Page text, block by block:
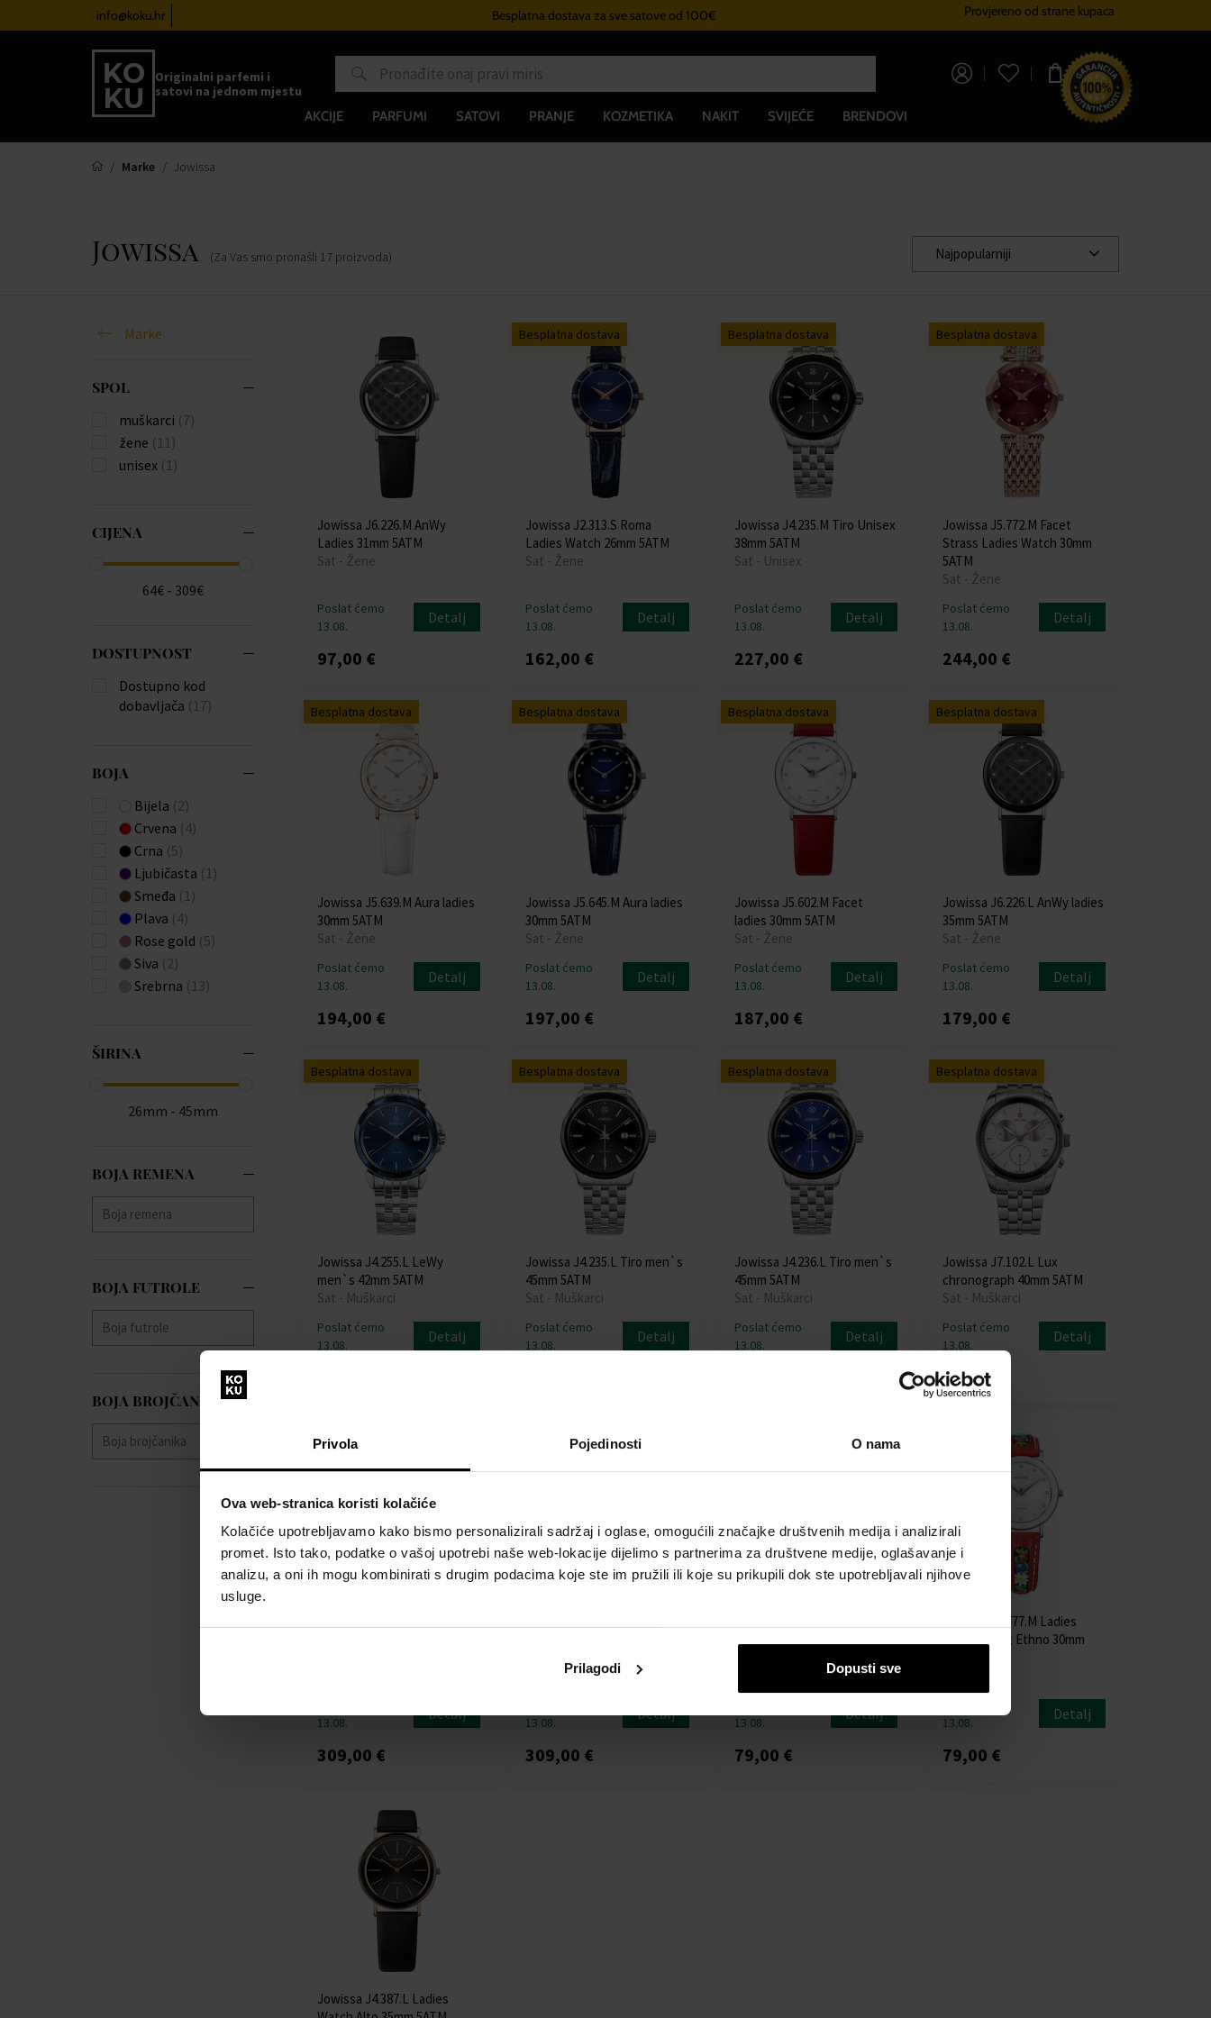
Privola Pojedinosti O nama
Ova web-stranica koristi kolačiće
Kolačiće upotrebljavamo kako bismo personalizirali sadržaj i oglase, omogućili značajke društvenih medija i analizirali
promet. Isto tako, podatke o vašoj upotrebi naše web-lokacije dijelimo s partnerima za društvene medije, oglašavanje i
analizu, a oni ih mogu kombinirati s drugim podacima koje ste im pružili ili koje su prikupili dok ste upotrebljavali njihove
usluge.
Prilagodi Dopusti sve
info@koku.hr Besplatna dostava za sve satove od 100€ Sustav vjernostiProvjereno od strane kupaca
Originalni parfemi i
satovi na jednom mjestu
0,00 €
AKCIJE PARFUMI SATOVI PRANJE KOZMETIKA NAKIT SVIJEĆE BRENDOVI
Marke Jowissa
Jowissa (Za Vas smo pronašli 17 proizvoda) Najpopularniji
Marke
SPOL
muškarci (7)
žene (11)
unisex (1)
CIJENA
64€ - 309€
DOSTUPNOST
Dostupno kod
dobavljača (17)
BOJA
Bijela (2)
Crvena (4)
Crna (5)
Ljubičasta (1)
Smeđa (1)
Plava (4)
Rose gold (5)
Siva (2)
Srebrna (13)
ŠIRINA
26mm - 45mm
BOJA REMENA
BOJA FUTROLE
BOJA BROJČANIKA
Jowissa J6.226.M AnWy
Ladies 31mm 5ATM
Sat - Žene
Poslat ćemo
13.08.
Detalj
97,00 €
Besplatna dostava
Jowissa J2.313.S Roma
Ladies Watch 26mm 5ATM
Sat - Žene
Poslat ćemo
13.08.
Detalj
162,00 €
Besplatna dostava
Jowissa J4.235.M Tiro Unisex
38mm 5ATM
Sat - Unisex
Poslat ćemo
13.08.
Detalj
227,00 €
Besplatna dostava
Jowissa J5.772.M Facet
Strass Ladies Watch 30mm
5ATM
Sat - Žene
Poslat ćemo
13.08.
Detalj
244,00 €
Besplatna dostava
Jowissa J5.639.M Aura ladies
30mm 5ATM
Sat - Žene
Poslat ćemo
13.08.
Detalj
194,00 €
Besplatna dostava
Jowissa J5.645.M Aura ladies
30mm 5ATM
Sat - Žene
Poslat ćemo
13.08.
Detalj
197,00 €
Besplatna dostava
Jowissa J5.602.M Facet
ladies 30mm 5ATM
Sat - Žene
Poslat ćemo
13.08.
Detalj
187,00 €
Besplatna dostava
Jowissa J6.226.L AnWy ladies
35mm 5ATM
Sat - Žene
Poslat ćemo
13.08.
Detalj
179,00 €
Besplatna dostava
Jowissa J4.255.L LeWy
men`s 42mm 5ATM
Sat - Muškarci
Poslat ćemo
13.08.
Detalj
Besplatna dostava
Jowissa J4.235.L Tiro men`s
45mm 5ATM
Sat - Muškarci
Poslat ćemo
13.08.
Detalj
Besplatna dostava
Jowissa J4.236.L Tiro men`s
45mm 5ATM
Sat - Muškarci
Poslat ćemo
13.08.
Detalj
Besplatna dostava
Jowissa J7.102.L Lux
chronograph 40mm 5ATM
Sat - Muškarci
Poslat ćemo
13.08.
Detalj
251,00 €
13.08.
Detalj
309,00 €
13.08.
Detalj
309,00 €
13.08.
Detalj
79,00 €
Jowissa J5.777.M Ladies
Watch Facet Ethno 30mm
13.08.
Detalj
79,00 €
Jowissa J4.387.L Ladies